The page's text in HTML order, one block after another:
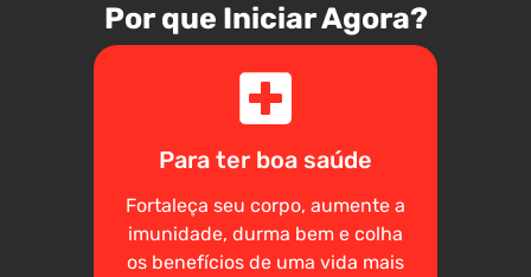
Por que Iniciar Agora?
Para ter boa saúde
Fortaleça seu corpo, aumente a
imunidade, durma bem e colha
os benefícios de uma vida mais